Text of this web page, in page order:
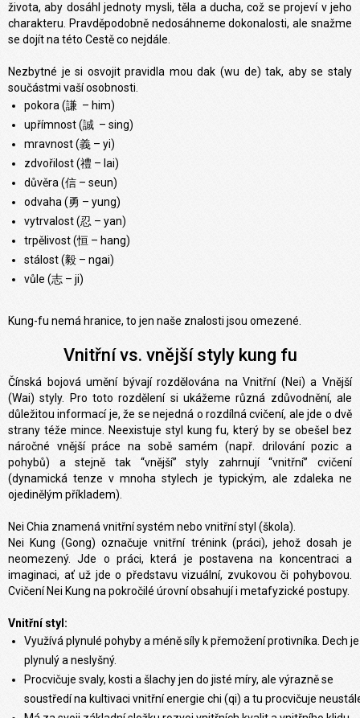
života, aby dosáhl jednoty mysli, těla a ducha, což se projeví v jeho
charakteru. Pravděpodobně nedosáhneme dokonalosti, ale snažme
se dojít na této Cestě co nejdále.
Nezbytné je si osvojit pravidla mou dak (wu de) tak, aby se staly
součástmi vaší osobnosti.
pokora (謙 – him)
upřímnost (誠 – sing)
mravnost (義 – yi)
zdvořilost (禮 – lai)
důvěra (信 – seun)
odvaha (勇 – yung)
vytrvalost (忍 – yan)
trpělivost (恒 – hang)
stálost (毅 – ngai)
vůle (志 – ji)
Kung-fu nemá hranice, to jen naše znalosti jsou omezené.
Vnitřní vs. vnější styly kung fu
Čínská bojová umění bývají rozdělována na Vnitřní (Nei) a Vnější
(Wai) styly. Pro toto rozdělení si ukážeme různá zdůvodnění, ale
důležitou informací je, že se nejedná o rozdílná cvičení, ale jde o dvě
strany téže mince. Neexistuje styl kung fu, který by se obešel bez
náročné vnější práce na sobě samém (např. drilování pozic a
pohybů) a stejně tak “vnější” styly zahrnují “vnitřní” cvičení
(dynamická tenze v mnoha stylech je typickým, ale zdaleka ne
ojedinělým příkladem).
Nei Chia znamená vnitřní systém nebo vnitřní styl (škola).
Nei Kung (Gong) označuje vnitřní trénink (práci), jehož dosah je
neomezený. Jde o práci, která je postavena na koncentraci a
imaginaci, ať už jde o představu vizuální, zvukovou či pohybovou.
Cvičení Nei Kung na pokročilé úrovní obsahují i metafyzické postupy.
Vnitřní styl:
Využívá plynulé pohyby a méně síly k přemožení protivníka. Dech je
plynulý a neslyšný.
Procvičuje svaly, kosti a šlachy jen do jisté míry, ale výrazně se
soustředí na kultivaci vnitřní energie chi (qi) a tu procvičuje